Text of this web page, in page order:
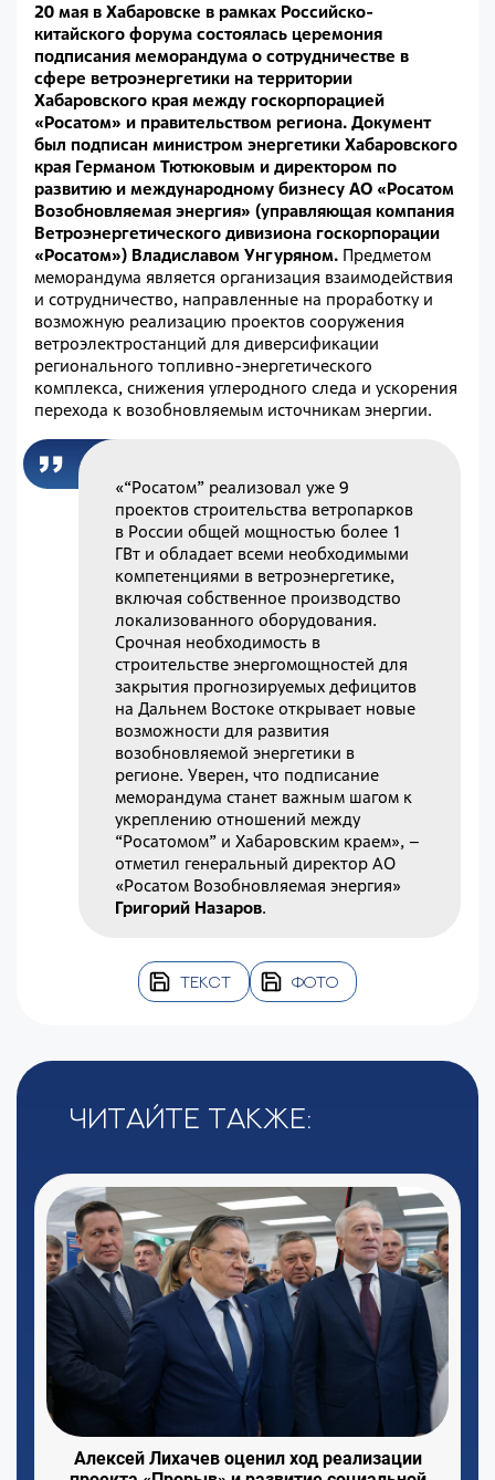
20 мая в Хабаровске в рамках Российско-
китайского форума состоялась церемония
подписания меморандума о сотрудничестве в
сфере ветроэнергетики на территории
Хабаровского края между госкорпорацией
«Росатом» и правительством региона. Документ
был подписан министром энергетики Хабаровского
края Германом Тютюковым и директором по
развитию и международному бизнесу АО «Росатом
Возобновляемая энергия» (управляющая компания
Ветроэнергетического дивизиона госкорпорации
«Росатом») Владиславом Унгуряном. Предметом
меморандума является организация взаимодействия
и сотрудничество, направленные на проработку и
возможную реализацию проектов сооружения
ветроэлектростанций для диверсификации
регионального топливно-энергетического
комплекса, снижения углеродного следа и ускорения
перехода к возобновляемым источникам энергии.
«“Росатом” реализовал уже 9
проектов строительства ветропарков
в России общей мощностью более 1
ГВт и обладает всеми необходимыми
компетенциями в ветроэнергетике,
включая собственное производство
локализованного оборудования.
Срочная необходимость в
строительстве энергомощностей для
закрытия прогнозируемых дефицитов
на Дальнем Востоке открывает новые
возможности для развития
возобновляемой энергетики в
регионе. Уверен, что подписание
меморандума станет важным шагом к
укреплению отношений между
“Росатомом” и Хабаровским краем», –
отметил генеральный директор АО
«Росатом Возобновляемая энергия»
Григорий Назаров.
ТЕКСТ ФОТО
Читайте также:
Алексей Лихачев оценил ход реализации